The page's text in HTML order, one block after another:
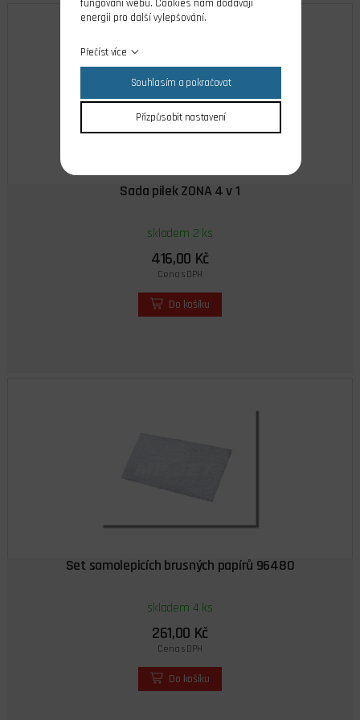
Sada pilek ZONA 4 v 1
skladem 2 ks
416,00 Kč
Cena s DPH
Do košíku
Set samolepicích brusných papírů 96480
skladem 4 ks
261,00 Kč
Cena s DPH
Do košíku
fungování webu. Cookies nám dodávají
energii pro další vylepšování.
Přečíst více
Souhlasím a pokračovat
Přizpůsobit nastavení